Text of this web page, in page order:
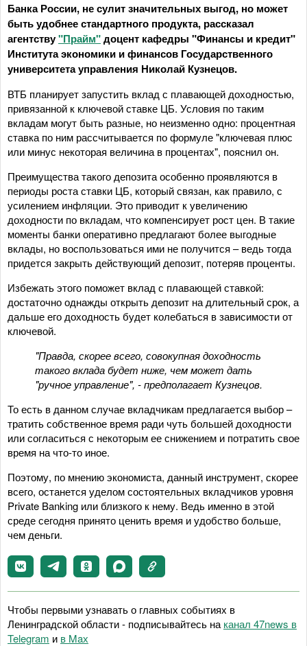
Банка России, не сулит значительных выгод, но может
быть удобнее стандартного продукта, рассказал
агентству"Прайм"доцент кафедры "Финансы и кредит"
Института экономики и финансов Государственного
университета управления Николай Кузнецов.
ВТБ планирует запустить вклад с плавающей доходностью,
привязанной к ключевой ставке ЦБ. Условия по таким
вкладам могут быть разные, но неизменно одно: процентная
ставка по ним рассчитывается по формуле "ключевая плюс
или минус некоторая величина в процентах", пояснил он.
Преимущества такого депозита особенно проявляются в
периоды роста ставки ЦБ, который связан, как правило, с
усилением инфляции. Это приводит к увеличению
доходности по вкладам, что компенсирует рост цен. В такие
моменты банки оперативно предлагают более выгодные
вклады, но воспользоваться ими не получится – ведь тогда
придется закрыть действующий депозит, потеряв проценты.
Избежать этого поможет вклад с плавающей ставкой:
достаточно однажды открыть депозит на длительный срок, а
дальше его доходность будет колебаться в зависимости от
ключевой.
"Правда, скорее всего, совокупная доходность
такого вклада будет ниже, чем может дать
"ручное управление", - предполагает Кузнецов.
То есть в данном случае вкладчикам предлагается выбор –
тратить собственное время ради чуть большей доходности
или согласиться с некоторым ее снижением и потратить свое
время на что-то иное.
Поэтому, по мнению экономиста, данный инструмент, скорее
всего, останется уделом состоятельных вкладчиков уровня
Private Banking или близкого к нему. Ведь именно в этой
среде сегодня принято ценить время и удобство больше,
чем деньги.
Чтобы первыми узнавать о главных событиях в
Ленинградской области - подписывайтесь на канал 47news в
Telegram и в Maх